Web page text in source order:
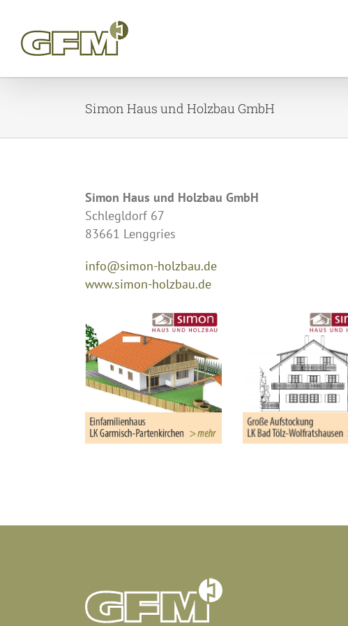
content
Simon Haus und Holzbau GmbH
Simon Haus und Holzbau GmbH
Schlegldorf 67
83661 Lenggries
info@simon-holzbau.de
www.simon-holzbau.de